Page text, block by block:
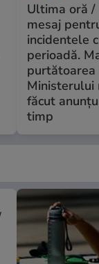
Ultima oră /
mesaj
incidentele
perioadă.
purtătoarea
Ministerului
făcut
timp